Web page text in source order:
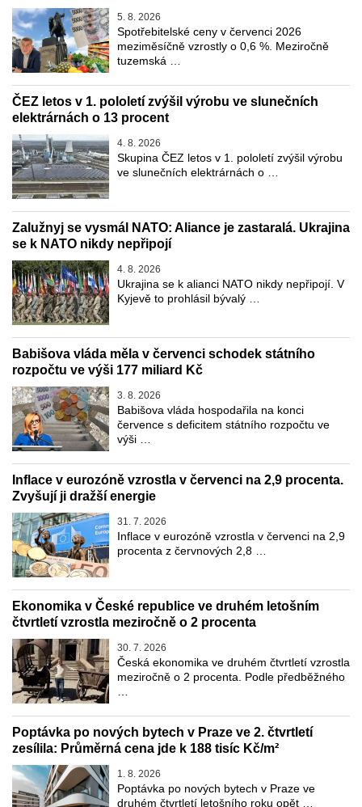
5. 8. 2026
Spotřebitelské ceny v červenci 2026
meziměsíčně vzrostly o 0,6 %. Meziročně
tuzemská …
ČEZ letos v 1. pololetí zvýšil výrobu ve slunečních
elektrárnách o 13 procent
4. 8. 2026
Skupina ČEZ letos v 1. pololetí zvýšil výrobu
ve slunečních elektrárnách o …
Zalužnyj se vysmál NATO: Aliance je zastaralá. Ukrajina
se k NATO nikdy nepřipojí
4. 8. 2026
Ukrajina se k alianci NATO nikdy nepřipojí. V
Kyjevě to prohlásil bývalý …
Babišova vláda měla v červenci schodek státního
rozpočtu ve výši 177 miliard Kč
3. 8. 2026
Babišova vláda hospodařila na konci
července s deficitem státního rozpočtu ve
výši …
Inflace v eurozóně vzrostla v červenci na 2,9 procenta.
Zvyšují ji dražší energie
31. 7. 2026
Inflace v eurozóně vzrostla v červenci na 2,9
procenta z červnových 2,8 …
Ekonomika v České republice ve druhém letošním
čtvrtletí vzrostla meziročně o 2 procenta
30. 7. 2026
Česká ekonomika ve druhém čtvrtletí vzrostla
meziročně o 2 procenta. Podle předběžného
Poptávka po nových bytech v Praze ve 2. čtvrtletí
zesílila: Průměrná cena jde k 188 tisíc Kč/m²
1. 8. 2026
Poptávka po nových bytech v Praze ve
druhém čtvrtletí letošního roku opět …